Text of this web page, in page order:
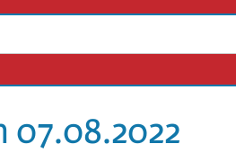
07.08.2022